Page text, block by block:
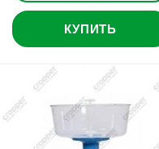
КУПИТЬ